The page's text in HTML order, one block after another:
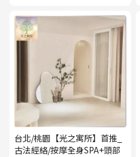
台北/桃園【光之寓所】首推_
古法經絡/按摩全身SPA+頭部